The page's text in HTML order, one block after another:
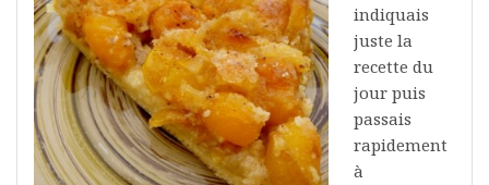
indiquais
juste la
recette du
jour puis
passais
rapidement
à